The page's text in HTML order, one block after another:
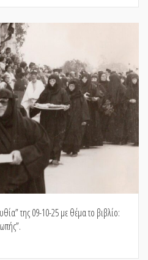
της 09-10-25 με θέμα το βιβλίο: